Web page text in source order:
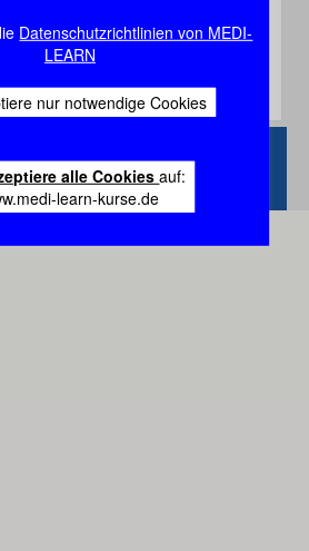
Datenschutzrichtlinien von MEDI-
LEARN
nur notwendige Cookies
alle Cookiesauf:
learn-kurse.de
Vertrag
widerrufen